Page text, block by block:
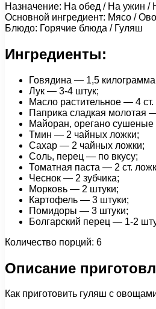
Назначение: На обед / На ужин /
Основной ингредиент: Мясо /
Блюдо: Горячие блюда / Гуляш
Ингредиенты:
Говядина — 1,5
Лук — 3-4 штук;
Масло растительное — 4 ст.
Паприка сладкая молотая
Майоран, орегано сушеные
Тмин — 2 чайных ложки;
Сахар — 2 чайных ложки;
Соль, перец — по вкусу;
Томатная паста — 2 ст.
Чеснок — 2 зубчика;
Морковь — 2 штуки;
Картофель — 3 штуки;
Помидоры — 3 штуки;
Болгарский перец — 1-2
Количество порций: 6
Описание
Как приготовить гуляш с